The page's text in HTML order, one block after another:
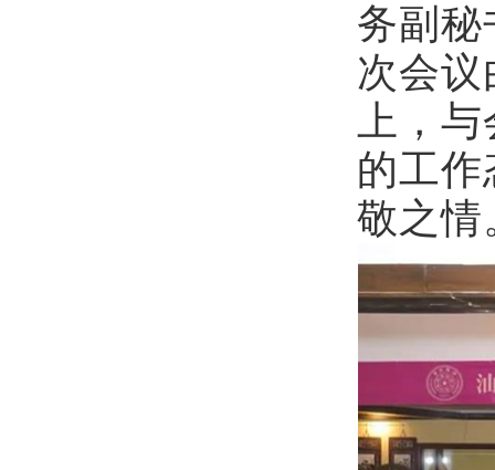
务副秘
次会
上，
的工
敬之情